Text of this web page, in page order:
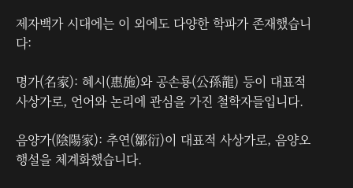
제자백가 시대에는 이 외에도 다양한 학파가 존재했습니
다:
명가(名家): 혜시(惠施)와 공손룡(公孫龍) 등이 대표적
사상가로, 언어와 논리에 관심을 가진 철학자들입니다.
음양가(陰陽家): 추연(鄒衍)이 대표적 사상가로, 음양오
행설을 체계화했습니다.